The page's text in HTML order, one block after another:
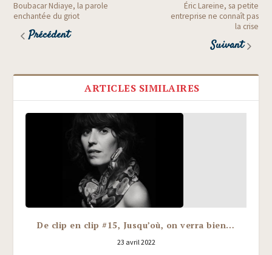
Boubacar Ndiaye, la parole
enchantée du griot
Précédent
Éric Lareine, sa petite
entreprise ne connaît pas
la crise
Suivant
ARTICLES SIMILAIRES
De clip en clip #15, Jusqu’où, on verra bien…
23 avril 2022